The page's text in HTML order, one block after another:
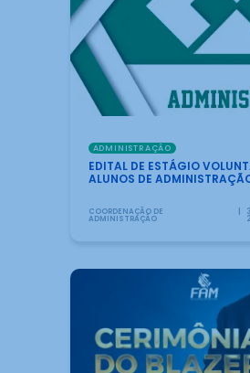
ADMINISTRAÇÃO
EDITAL DE ESTÁGIO
ALUNOS DE
COORDENAÇÃO DE
ADMINISTRAÇÃO